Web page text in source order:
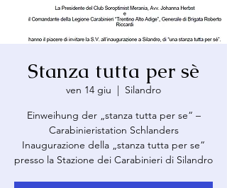
Stanza tutta per sè
ven 14 giu
  |
Silandro
Einweihung der „stanza tutta per se“ –
Carabinieristation Schlanders
Inaugurazione della „stanza tutta per se“
presso la Stazione dei Carabinieri di Silandro